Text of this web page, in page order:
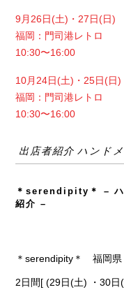
9月26日(土)・27日(日)
福岡：門司港レトロ
10:30〜16:00
10月24日(土)・25日(日)
福岡：門司港レトロ
10:30〜16:00
出店者紹介 ハンド
＊serendipity＊ – ハ
紹介 –
＊serendipity＊ 福岡県
2日間[ (29日(土) ・30日